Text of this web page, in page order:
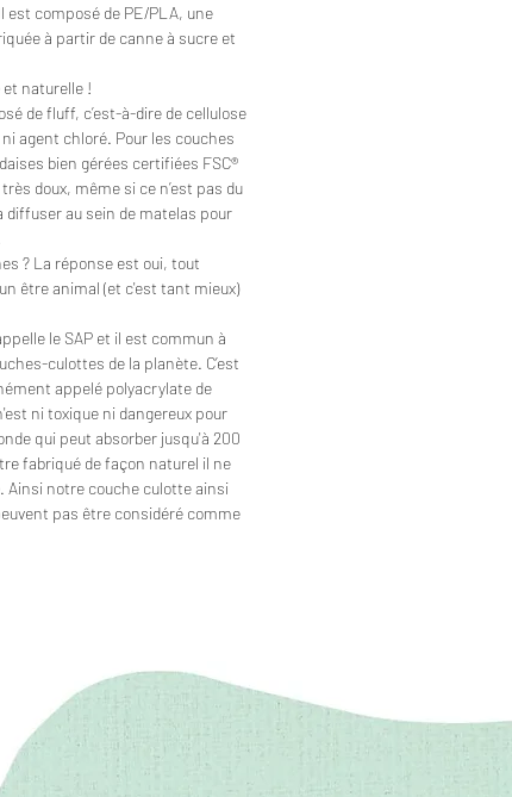
est composé de PE/PLA, une
à partir de canne à sucre et
naturelle !
de fluff, c’est-à-dire de cellulose
agent chloré. Pour les couches
bien gérées certifiées FSC®
doux, même si ce n’est pas du
diffuser au sein de matelas pour
? La réponse est oui, tout
être animal (et c'est tant mieux)
le SAP et il est commun à
culottes de la planète. C’est
appelé polyacrylate de
ni toxique ni dangereux pour
qui peut absorber jusqu'à 200
fabriqué de façon naturel il ne
Ainsi notre couche culotte ainsi
pas être considéré comme